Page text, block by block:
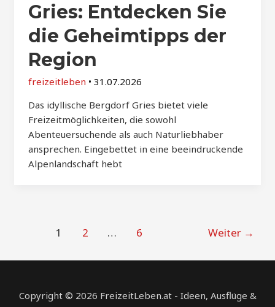
Gries: Entdecken Sie
die Geheimtipps der
Region
freizeitleben • 31.07.2026
Das idyllische Bergdorf Gries bietet viele
Freizeitmöglichkeiten, die sowohl
Abenteuersuchende als auch Naturliebhaber
ansprechen. Eingebettet in eine beeindruckende
Alpenlandschaft hebt
1 2 … 6 Weiter →
Copyright © 2026 FreizeitLeben.at - Ideen, Ausflüge &